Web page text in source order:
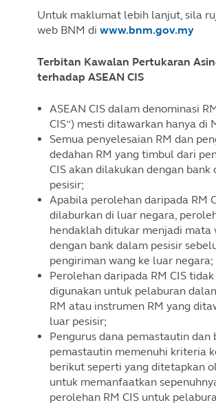
Untuk maklumat lebih lanjut, sila
web BNM di www.bnm.gov.my
Terbitan Kawalan Pertukaran
terhadap ASEAN CIS
ASEAN CIS dalam denominasi
CIS”) mesti ditawarkan hanya di
Semua penyelesaian RM dan
dedahan RM yang timbul dari
CIS akan dilakukan dengan bank
pesisir;
Apabila perolehan daripada RM
dilaburkan di luar negara,
hendaklah ditukar menjadi mata
dengan bank dalam pesisir
pengiriman wang ke luar negara;
Perolehan daripada RM CIS
digunakan untuk pelaburan
RM atau instrumen RM yang
luar pesisir;
Pengurus dana pemastautin dan
pemastautin memenuhi kriteria
berikut seperti yang ditetapkan
untuk memanfaatkan
perolehan RM CIS untuk